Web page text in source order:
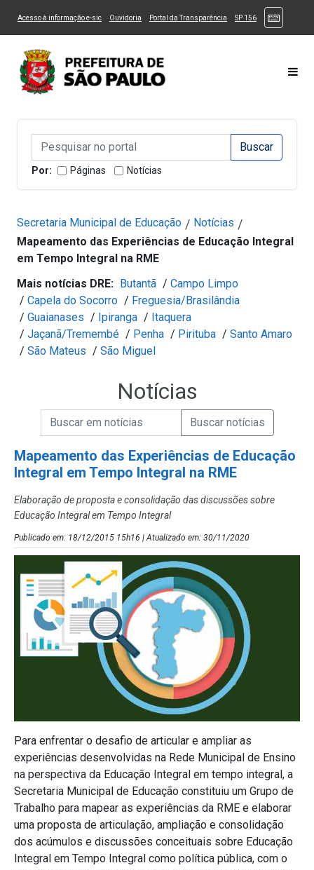
Ir ao Conteúdo Ir para menu principal Ir para busca 3
Alternar Alto Contraste
Acesso à informação e-sic(Link para um novo sítio)
Ouvidoria (Link para um novo sítio)
Portal da Transparência (Link para um novo sítio)
SP 156(Link para um
Campo de Busca de informações
Campo de Busca de informações Enviar a Busca
Por: Páginas Notícias
Secretaria Municipal de Educação / Notícias /
Mapeamento das Experiências de Educação Integral
em Tempo Integral na RME
Mais notícias DRE: Butantã / Campo Limpo
/ Capela do Socorro / Freguesia/Brasilândia
/ Guaianases / Ipiranga / Itaquera
/ Jaçanã/Tremembé / Penha / Pirituba / Santo Amaro
/ São Mateus / São Miguel
Notícias
Campo de Busca de Notícias
Campo de Busca de informaçõesEnviar a Busca de Notícias
Mapeamento das Experiências de Educação
Integral em Tempo Integral na RME
Elaboração de proposta e consolidação das discussões sobre
Educação Integral em Tempo Integral
Publicado em: 18/12/2015 15h16 | Atualizado em: 30/11/2020
Para enfrentar o desafio de articular e ampliar as
experiências desenvolvidas na Rede Municipal de Ensino
na perspectiva da Educação Integral em tempo integral, a
Secretaria Municipal de Educação constituiu um Grupo de
Trabalho para mapear as experiências da RME e elaborar
uma proposta de articulação, ampliação e consolidação
dos acúmulos e discussões conceituais sobre Educação
Integral em Tempo Integral como política pública, com o